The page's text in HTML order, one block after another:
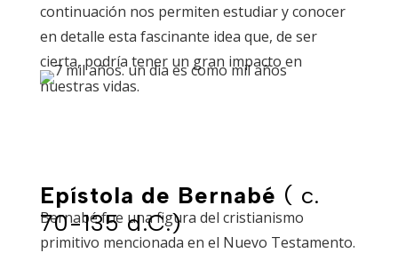
continuación nos permiten estudiar y conocer
en detalle esta fascinante idea que, de ser
cierta, podría tener un gran impacto en
nuestras vidas.
Epístola de Bernabé ( c.
70-135 d.C.)
Bernabé fue una figura del cristianismo
primitivo mencionada en el Nuevo Testamento.